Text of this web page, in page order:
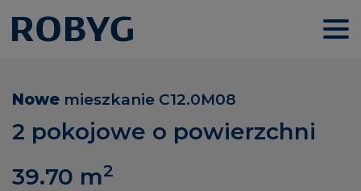
Nowe mieszkanie C12.0M08
2 pokojowe o powierzchni
39.70 m2